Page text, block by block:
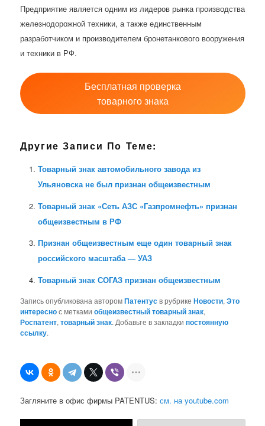
Предприятие является одним из лидеров рынка производства
железнодорожной техники, а также единственным
разработчиком и производителем бронетанкового вооружения
и техники в РФ.
Бесплатная проверка
товарного знака
Другие Записи По Теме:
Товарный знак автомобильного завода из
Ульяновска не был признан общеизвестным
Товарный знак «Сеть АЗС «Газпромнефть» признан
общеизвестным в РФ
Признан общеизвестным еще один товарный знак
российского масштаба — УАЗ
Товарный знак СОГАЗ признан общеизвестным
Запись опубликована авторомПатентусв рубрикеНовости,Это
интереснос меткамиобщеизвестный товарный знак,
Роспатент,товарный знак. Добавьте в закладкипостоянную
ссылку.
Загляните в офис фирмы PATENTUS:см. на youtube.com